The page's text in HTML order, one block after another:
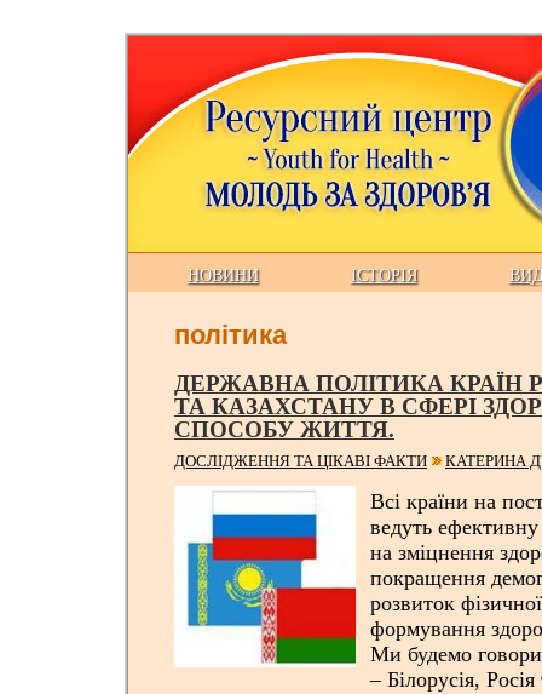
НОВИНИ ІСТОРІЯ
політика
ДЕРЖАВНА ПОЛІТИКА КРАЇН
ТА КАЗАХСТАНУ В СФЕРІ
СПОСОБУ ЖИТТЯ.
ДОСЛІДЖЕННЯ ТА ЦІКАВІ ФАКТИ КАТЕРИНА
Всі країни на
ведуть
на зміцнення
покращення
розвиток
формування
Ми будемо
– Білорусія,